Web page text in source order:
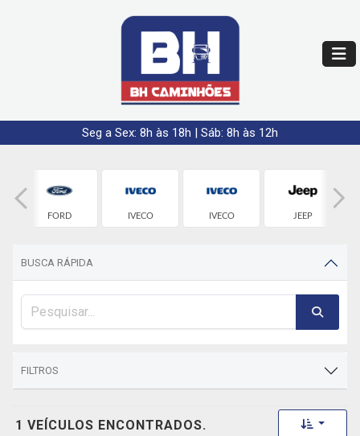
Seg a Sex: 8h às 18h | Sáb: 8h às 12h
FORD IVECO IVECO JEEP
BUSCA RÁPIDA
FILTROS
1 VEÍCULOS ENCONTRADOS. Toggle